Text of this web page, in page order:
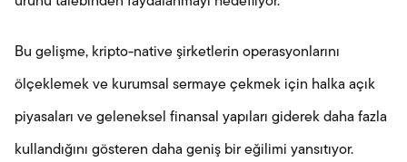
Bu gelişme, kripto-native şirketlerin operasyonlarını
ölçeklemek ve kurumsal sermaye çekmek için halka açık
piyasaları ve geleneksel finansal yapıları giderek daha fazla
kullandığını gösteren daha geniş bir eğilimi yansıtıyor.